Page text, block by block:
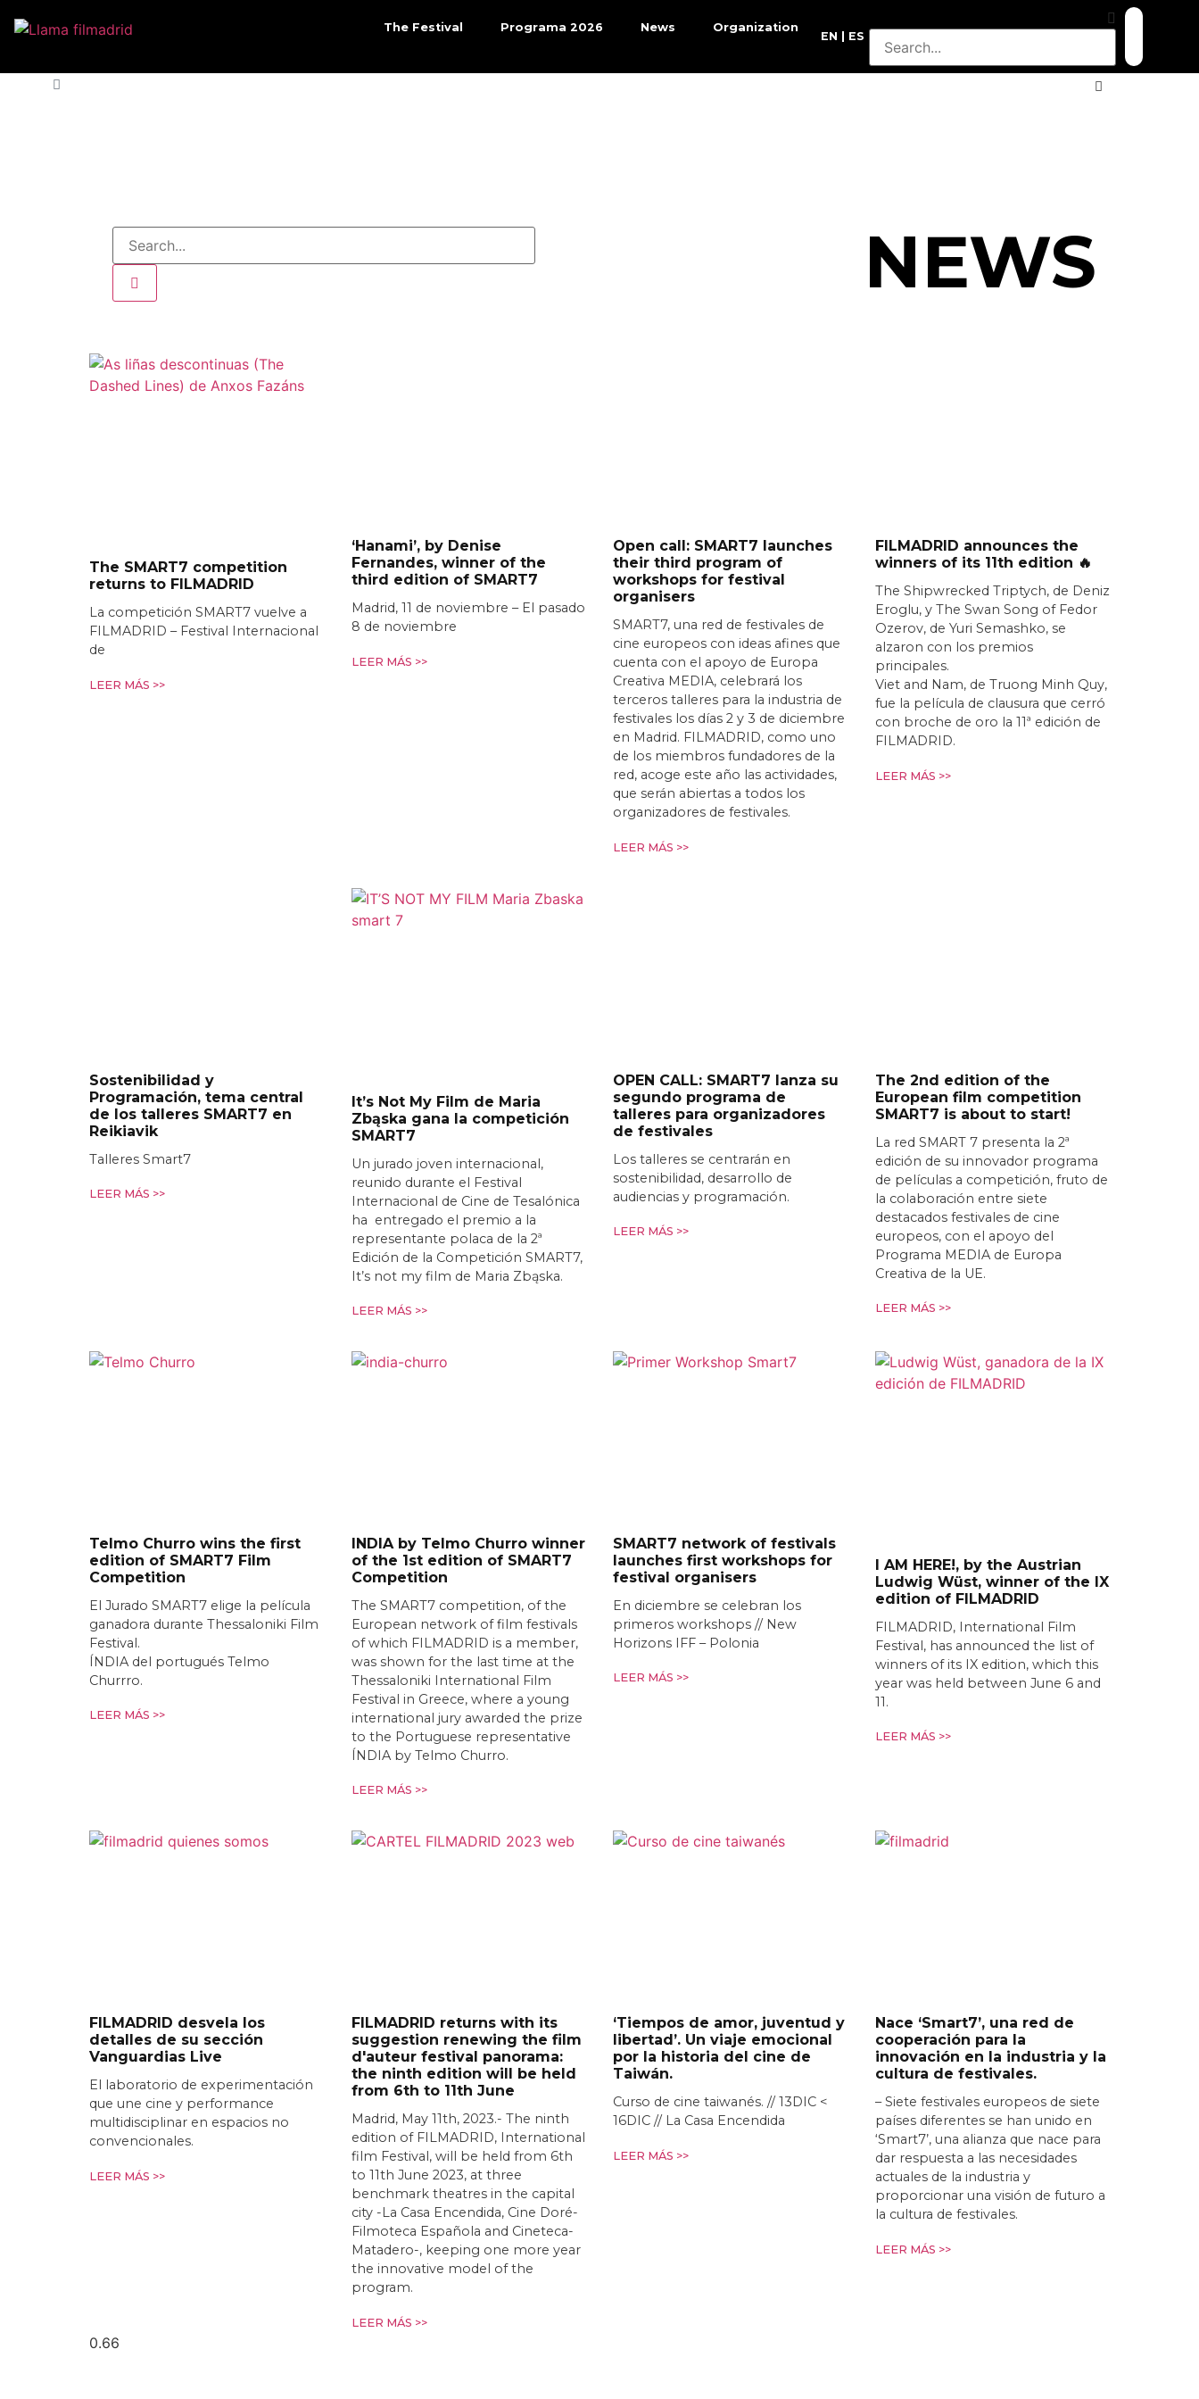
The Festival Programa 2026 News Organization
EN ES
NEWS
The SMART7 competition
returns to FILMADRID
La competición SMART7 vuelve a
FILMADRID – Festival Internacional
de
LEER MÁS >>
‘Hanami’, by Denise
Fernandes, winner of the
third edition of SMART7
Madrid, 11 de noviembre – El pasado
8 de noviembre
LEER MÁS >>
Open call: SMART7 launches
their third program of
workshops for festival
organisers
SMART7, una red de festivales de
cine europeos con ideas afines que
cuenta con el apoyo de Europa
Creativa MEDIA, celebrará los
terceros talleres para la industria de
festivales los días 2 y 3 de diciembre
en Madrid. FILMADRID, como uno
de los miembros fundadores de la
red, acoge este año las actividades,
que serán abiertas a todos los
organizadores de festivales.
LEER MÁS >>
FILMADRID announces the
winners of its 11th edition 🔥
The Shipwrecked Triptych, de Deniz
Eroglu, y The Swan Song of Fedor
Ozerov, de Yuri Semashko, se
alzaron con los premios
principales.
Viet and Nam, de Truong Minh Quy,
fue la película de clausura que cerró
con broche de oro la 11ª edición de
FILMADRID.
LEER MÁS >>
Sostenibilidad y
Programación, tema central
de los talleres SMART7 en
Reikiavik
Talleres Smart7
LEER MÁS >>
It’s Not My Film de Maria
Zbąska gana la competición
SMART7
Un jurado joven internacional,
reunido durante el Festival
Internacional de Cine de Tesalónica
ha entregado el premio a la
representante polaca de la 2ª
Edición de la Competición SMART7,
It’s not my film de Maria Zbąska.
LEER MÁS >>
OPEN CALL: SMART7 lanza su
segundo programa de
talleres para organizadores
de festivales
Los talleres se centrarán en
sostenibilidad, desarrollo de
audiencias y programación.
LEER MÁS >>
The 2nd edition of the
European film competition
SMART7 is about to start!
La red SMART 7 presenta la 2ª
edición de su innovador programa
de películas a competición, fruto de
la colaboración entre siete
destacados festivales de cine
europeos, con el apoyo del
Programa MEDIA de Europa
Creativa de la UE.
LEER MÁS >>
Telmo Churro wins the first
edition of SMART7 Film
Competition
El Jurado SMART7 elige la película
ganadora durante Thessaloniki Film
Festival.
ÍNDIA del portugués Telmo
Churrro.
LEER MÁS >>
INDIA by Telmo Churro winner
of the 1st edition of SMART7
Competition
The SMART7 competition, of the
European network of film festivals
of which FILMADRID is a member,
was shown for the last time at the
Thessaloniki International Film
Festival in Greece, where a young
international jury awarded the prize
to the Portuguese representative
ÍNDIA by Telmo Churro.
LEER MÁS >>
SMART7 network of festivals
launches first workshops for
festival organisers
En diciembre se celebran los
primeros workshops // New
Horizons IFF – Polonia
LEER MÁS >>
I AM HERE!, by the Austrian
Ludwig Wüst, winner of the IX
edition of FILMADRID
FILMADRID, International Film
Festival, has announced the list of
winners of its IX edition, which this
year was held between June 6 and
11.
LEER MÁS >>
FILMADRID desvela los
detalles de su sección
Vanguardias Live
El laboratorio de experimentación
que une cine y performance
multidisciplinar en espacios no
convencionales.
LEER MÁS >>
FILMADRID returns with its
suggestion renewing the film
d'auteur festival panorama:
the ninth edition will be held
from 6th to 11th June
Madrid, May 11th, 2023.- The ninth
edition of FILMADRID, International
film Festival, will be held from 6th
to 11th June 2023, at three
benchmark theatres in the capital
city -La Casa Encendida, Cine Doré-
Filmoteca Española and Cineteca-
Matadero-, keeping one more year
the innovative model of the
program.
LEER MÁS >>
‘Tiempos de amor, juventud y
libertad’. Un viaje emocional
por la historia del cine de
Taiwán.
Curso de cine taiwanés. // 13DIC <
16DIC // La Casa Encendida
LEER MÁS >>
Nace ‘Smart7’, una red de
cooperación para la
innovación en la industria y la
cultura de festivales.
– Siete festivales europeos de siete
países diferentes se han unido en
‘Smart7’, una alianza que nace para
dar respuesta a las necesidades
actuales de la industria y
proporcionar una visión de futuro a
la cultura de festivales.
LEER MÁS >>